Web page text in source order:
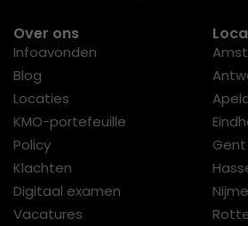
Over ons
Infoavonden
Blog
Locaties
KMO-portefeuille
Policy
Klachten
Digitaal examen
Vacatures
Gent